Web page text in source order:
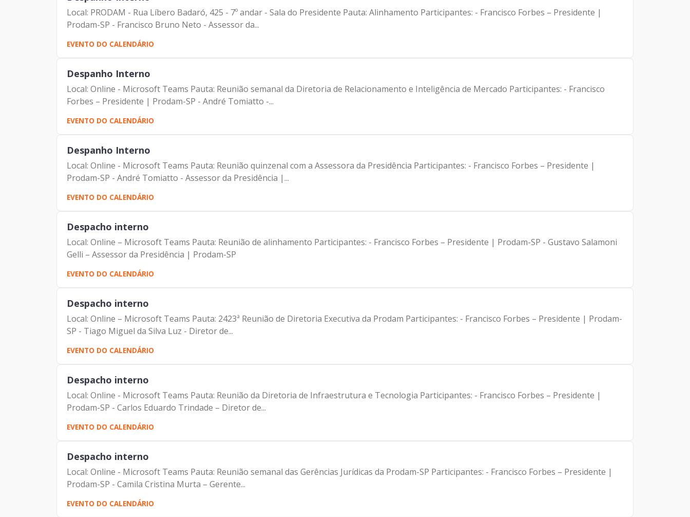
Local: PRODAM - Rua Líbero Badaró, 425 - 7º andar - Sala do Presidente Pauta: Alinhamento Participantes: - Francisco Forbes – Presidente |
Prodam-SP - Francisco Bruno Neto - Assessor da...
EVENTO DO CALENDÁRIO
Despanho Interno
Local: Online - Microsoft Teams Pauta: Reunião semanal da Diretoria de Relacionamento e Inteligência de Mercado Participantes: - Francisco
Forbes – Presidente | Prodam-SP - André Tomiatto -...
EVENTO DO CALENDÁRIO
Despanho Interno
Local: Online - Microsoft Teams Pauta: Reunião quinzenal com a Assessora da Presidência Participantes: - Francisco Forbes – Presidente |
Prodam-SP - André Tomiatto - Assessor da Presidência |...
EVENTO DO CALENDÁRIO
Despacho interno
Local: Online – Microsoft Teams Pauta: Reunião de alinhamento Participantes: - Francisco Forbes – Presidente | Prodam-SP - Gustavo Salamoni
Gelli – Assessor da Presidência | Prodam-SP
EVENTO DO CALENDÁRIO
Despacho interno
Local: Online – Microsoft Teams Pauta: 2423ª Reunião de Diretoria Executiva da Prodam Participantes: - Francisco Forbes – Presidente | Prodam-
SP - Tiago Miguel da Silva Luz - Diretor de...
EVENTO DO CALENDÁRIO
Despacho interno
Local: Online - Microsoft Teams Pauta: Reunião da Diretoria de Infraestrutura e Tecnologia Participantes: - Francisco Forbes – Presidente |
Prodam-SP - Carlos Eduardo Trindade – Diretor de...
EVENTO DO CALENDÁRIO
Despacho interno
Local: Online - Microsoft Teams Pauta: Reunião semanal das Gerências Jurídicas da Prodam-SP Participantes: - Francisco Forbes – Presidente |
Prodam-SP - Camila Cristina Murta – Gerente...
EVENTO DO CALENDÁRIO